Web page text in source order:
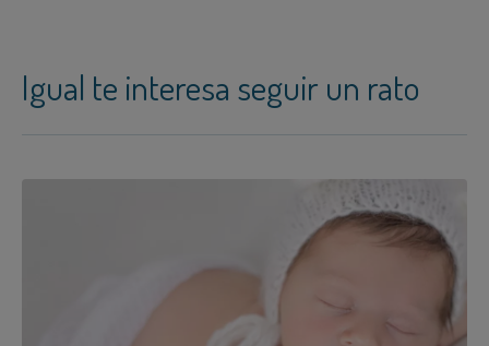
Igual te interesa seguir un rato